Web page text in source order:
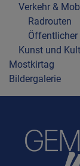
Verkehr &
Radrouten
Öffentlicher
Kunst und
Mostkirtag
Bildergalerie